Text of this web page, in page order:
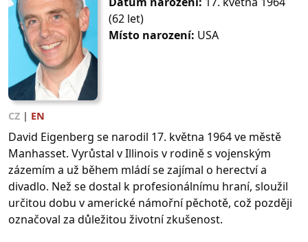
(62 let)
Místo narození: USA
CZ | EN
David Eigenberg se narodil 17. května 1964 ve městě
Manhasset. Vyrůstal v Illinois v rodině s vojenským
zázemím a už během mládí se zajímal o herectví a
divadlo. Než se dostal k profesionálnímu hraní, sloužil
určitou dobu v americké námořní pěchotě, což později
označoval za důležitou životní zkušenost.